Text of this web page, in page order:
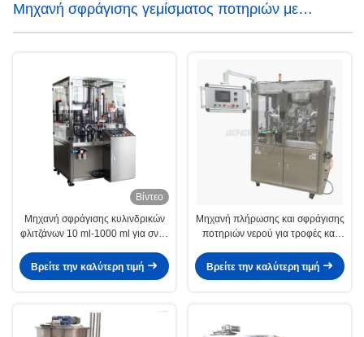
Μηχανή σφράγισης γεμίσματος ποτηριών με
περιστροφή
Βίντεο
Μηχανή σφράγισης κυλινδρικών
φλιτζάνων 10 ml-1000 ml για σνακ
χοιρινό, αρνί, τυρί, πουλερικά
Βρείτε την καλύτερη τιμή
Μηχανή πλήρωσης και σφράγισης
ποτηριών νερού για τροφές και
Βρείτε την καλύτερη τιμή